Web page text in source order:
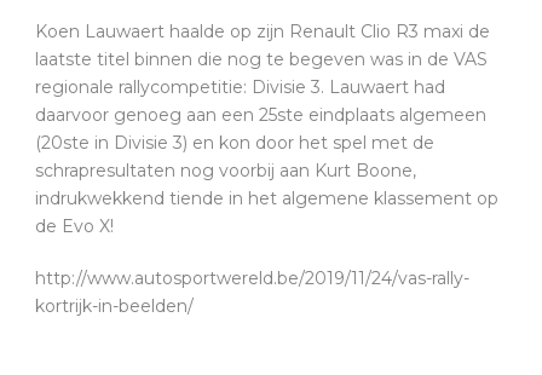
Koen Lauwaert haalde op zijn Renault Clio R3 maxi de
laatste titel binnen die nog te begeven was in de VAS
regionale rallycompetitie: Divisie 3. Lauwaert had
daarvoor genoeg aan een 25ste eindplaats algemeen
(20ste in Divisie 3) en kon door het spel met de
schrapresultaten nog voorbij aan Kurt Boone,
indrukwekkend tiende in het algemene klassement op
de Evo X!
http://www.autosportwereld.be/2019/11/24/vas-rally-
kortrijk-in-beelden/